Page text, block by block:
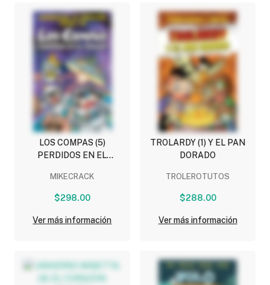
LOS COMPAS (5)
PERDIDOS EN EL
MIKECRACK
$298.00
Ver más información
TROLARDY (1) Y EL PAN
DORADO
TROLEROTUTOS
$288.00
Ver más información